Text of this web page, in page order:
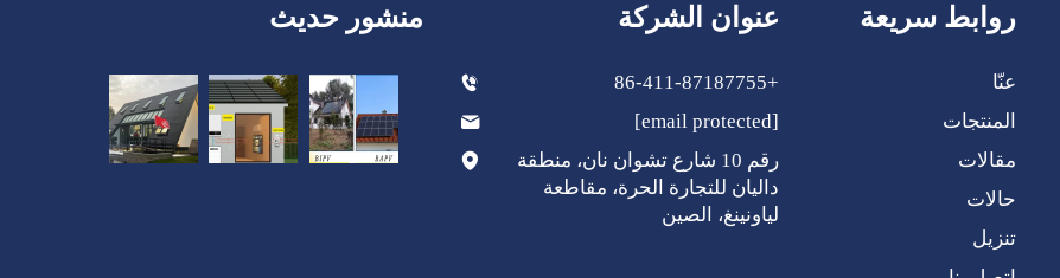
روابط سريعة
عنّا
المنتجات
مقالات
حالات
تنزيل
عنوان الشركة
+86-411-87187755
[email protected]
رقم 10 شارع تشوان نان، منطقة
داليان للتجارة الحرة، مقاطعة
لياونينغ، الصين
منشور حديث